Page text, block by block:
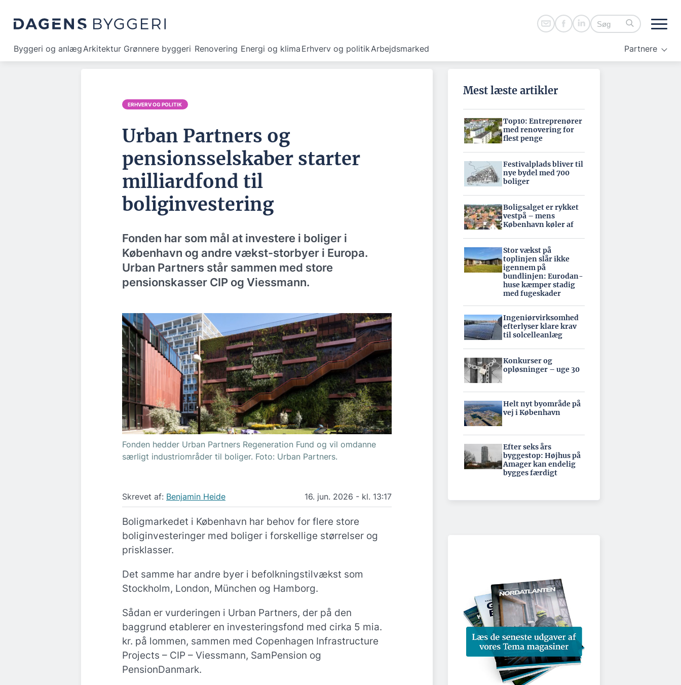
Byggeri og anlægArkitektur Grønnere byggeri Renovering Energi og klima Erhverv og politikArbejdsmarked Partnere
ERHVERV OG POLITIK
Urban Partners og
pensionsselskaber starter
milliardfond til
boliginvestering
Fonden har som mål at investere i boliger i
København og andre vækst-storbyer i Europa.
Urban Partners står sammen med store
pensionskasser CIP og Viessmann.
Fonden hedder Urban Partners Regeneration Fund og vil omdanne
særligt industriområder til boliger. Foto: Urban Partners.
Skrevet af: Benjamin Heide 16. jun. 2026 - kl. 13:17
Boligmarkedet i København har behov for flere store
boliginvesteringer med boliger i forskellige størrelser og
prisklasser.
Det samme har andre byer i befolkningstilvækst som
Stockholm, London, München og Hamborg.
Sådan er vurderingen i Urban Partners, der på den
baggrund etablerer en investeringsfond med cirka 5 mia.
kr. på lommen, sammen med Copenhagen Infrastructure
Projects – CIP – Viessmann, SamPension og
PensionDanmark.
Mest læste artikler
Top10: Entreprenører
med renovering for
flest penge
Festivalplads bliver til
nye bydel med 700
boliger
Boligsalget er rykket
vestpå – mens
København køler af
Stor vækst på
toplinjen slår ikke
igennem på
bundlinjen: Eurodan-
huse kæmper stadig
med fugeskader
Ingeniørvirksomhed
efterlyser klare krav
til solcelleanlæg
Konkurser og
opløsninger – uge 30
Helt nyt byområde på
vej i København
Efter seks års
byggestop: Højhus på
Amager kan endelig
bygges færdigt